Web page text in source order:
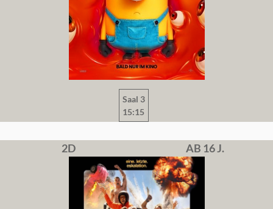
Saal 3
15:15
2D AB 16 J.